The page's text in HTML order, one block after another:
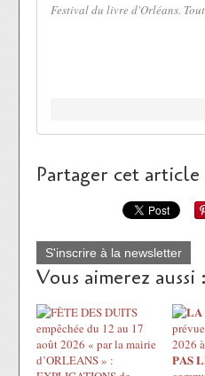
Festival du livre d'Orléans.
Partager cet article
S'inscrire à la newsletter
Vous aimerez aussi :